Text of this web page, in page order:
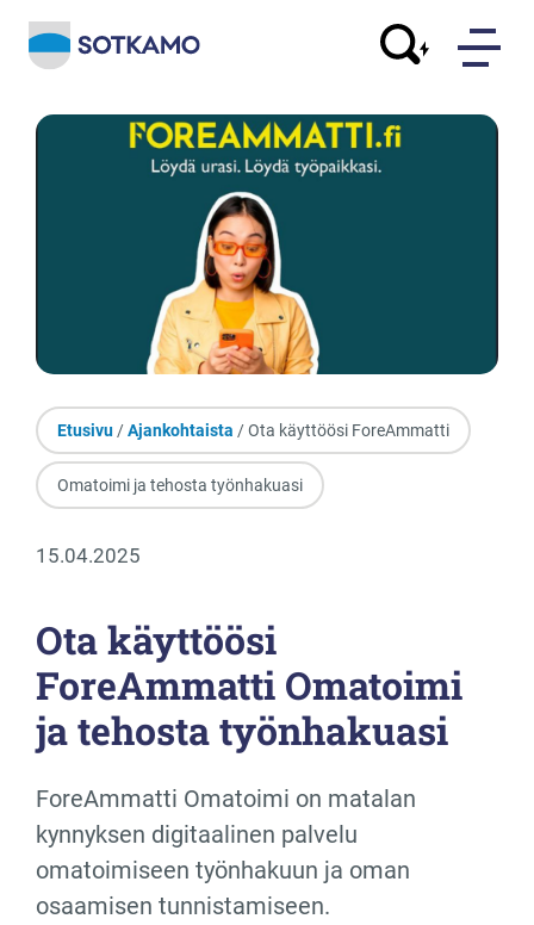
Etusivu /Ajankohtaista / Ota käyttöösi ForeAmmatti
Omatoimi ja tehosta työnhakuasi
15.04.2025
Ota käyttöösi
ForeAmmatti Omatoimi
ja tehosta työnhakuasi
ForeAmmatti Omatoimi on matalan
kynnyksen digitaalinen palvelu
omatoimiseen työnhakuun ja oman
osaamisen tunnistamiseen.